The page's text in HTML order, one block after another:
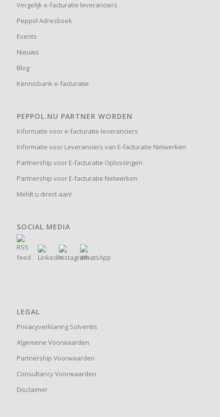
Vergelijk e-facturatie leveranciers
Peppol Adresboek
Events
Nieuws
Blog
Kennisbank e-facturatie
PEPPOL.NU PARTNER WORDEN
Informatie voor e-facturatie leveranciers
Informatie voor Leveranciers van E-facturatie Netwerken
Partnership voor E-facturatie Oplossingen
Partnership voor E-facturatie Netwerken
Meldt u direct aan!
SOCIAL MEDIA
LEGAL
Privacyverklaring Solventis
Algemene Voorwaarden
Partnership Voorwaarden
Consultancy Voorwaarden
Disclaimer